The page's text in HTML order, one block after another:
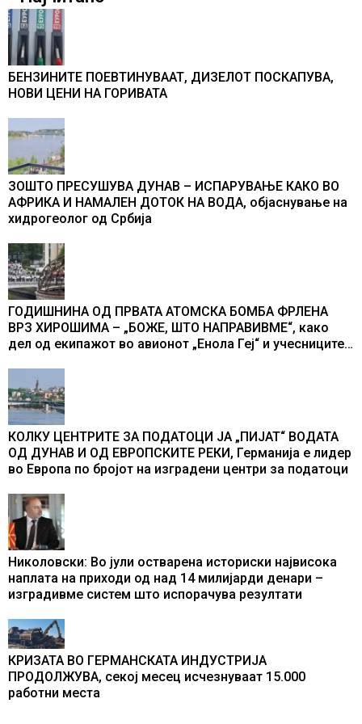
БЕНЗИНИТЕ ПОЕВТИНУВААТ, ДИЗЕЛОТ ПОСКАПУВА,
НОВИ ЦЕНИ НА ГОРИВАТА
ЗОШТО ПРЕСУШУВА ДУНАВ – ИСПАРУВАЊЕ КАКО ВО
АФРИКА И НАМАЛЕН ДОТОК НА ВОДА, објаснување на
хидрогеолог од Србија
ГОДИШНИНА ОД ПРВАТА АТОМСКА БОМБА ФРЛЕНА
ВРЗ ХИРОШИМА – „БОЖЕ, ШТО НАПРАВИВМЕ“, како
дел од екипажот во авионот „Енола Геј“ и учесниците
промени текот на историјата
КОЛКУ ЦЕНТРИТЕ ЗА ПОДАТОЦИ ЈА „ПИЈАТ“ ВОДАТА
ОД ДУНАВ И ОД ЕВРОПСКИТЕ РЕКИ, Германија е лидер
во Европа по бројот на изградени центри за податоци
Николовски: Во јули остварена историски највисока
наплата на приходи од над 14 милијарди денари –
изградивме систем што испорачува резултати
КРИЗАТА ВО ГЕРМАНСКАТА ИНДУСТРИЈА
ПРОДОЛЖУВА, секој месец исчезнуваат 15.000
работни места